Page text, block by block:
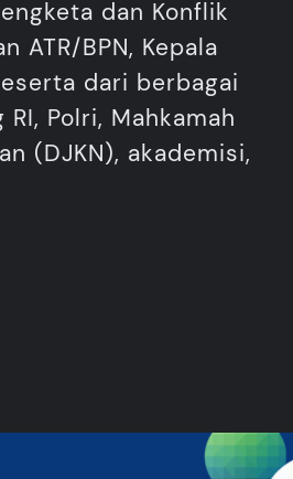
dan Konflik
ATR/BPN, Kepala
dari berbagai
Polri, Mahkamah
(DJKN), akademisi,